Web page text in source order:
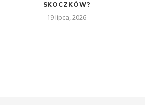
SKOCZKÓW?
19 lipca, 2026